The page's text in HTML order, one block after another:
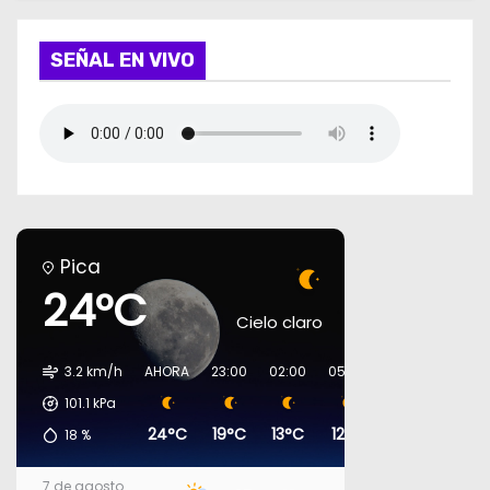
SEÑAL EN VIVO
Pica
24°C Cielo claro
3.2 km/h
101.1 kPa
18 %
AHORA
24°C
23:00
19°C
02:00
13°C
05:00
12°C